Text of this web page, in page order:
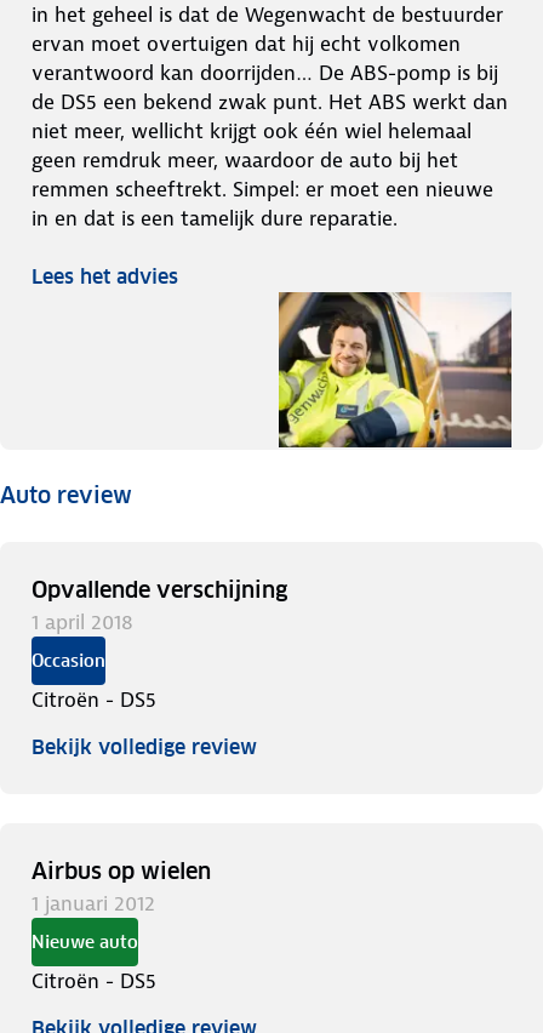
in het geheel is dat de Wegenwacht de bestuurder
ervan moet overtuigen dat hij echt volkomen
verantwoord kan doorrijden… De ABS-pomp is bij
de DS5 een bekend zwak punt. Het ABS werkt dan
niet meer, wellicht krijgt ook één wiel helemaal
geen remdruk meer, waardoor de auto bij het
remmen scheeftrekt. Simpel: er moet een nieuwe
in en dat is een tamelijk dure reparatie.
Lees het advies
Auto review
Opvallende verschijning
1 april 2018
Occasion
Citroën - DS5
Bekijk volledige review
Airbus op wielen
1 januari 2012
Nieuwe auto
Citroën - DS5